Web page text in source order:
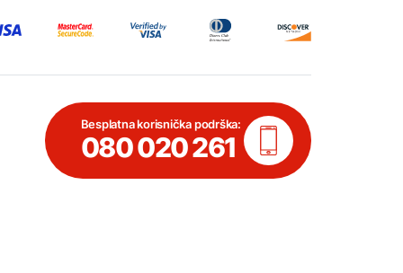
Besplatna korisnička podrška:
080 020 261